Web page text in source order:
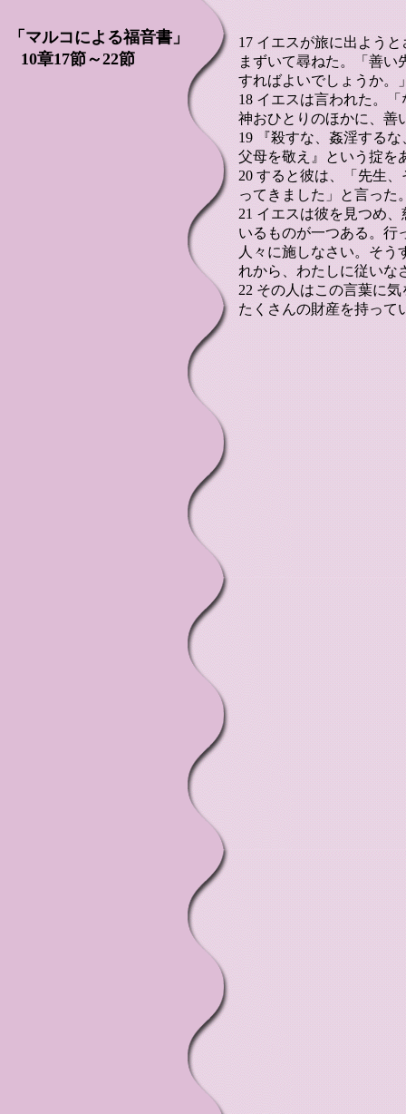
「マルコによる福音書」
10章17節～22節
17 イエスが旅に出よう
まずいて尋ねた。「善い
すればよいでしょうか。
18 イエスは言われた。
神おひとりのほかに、善
19 『殺すな、姦淫する
父母を敬え』という掟を
20 すると彼は、「先生
ってきました」と言った
21 イエスは彼を見つめ
いるものが一つある。行
人々に施しなさい。そう
れから、わたしに従いな
22 その人はこの言葉に
たくさんの財産を持って